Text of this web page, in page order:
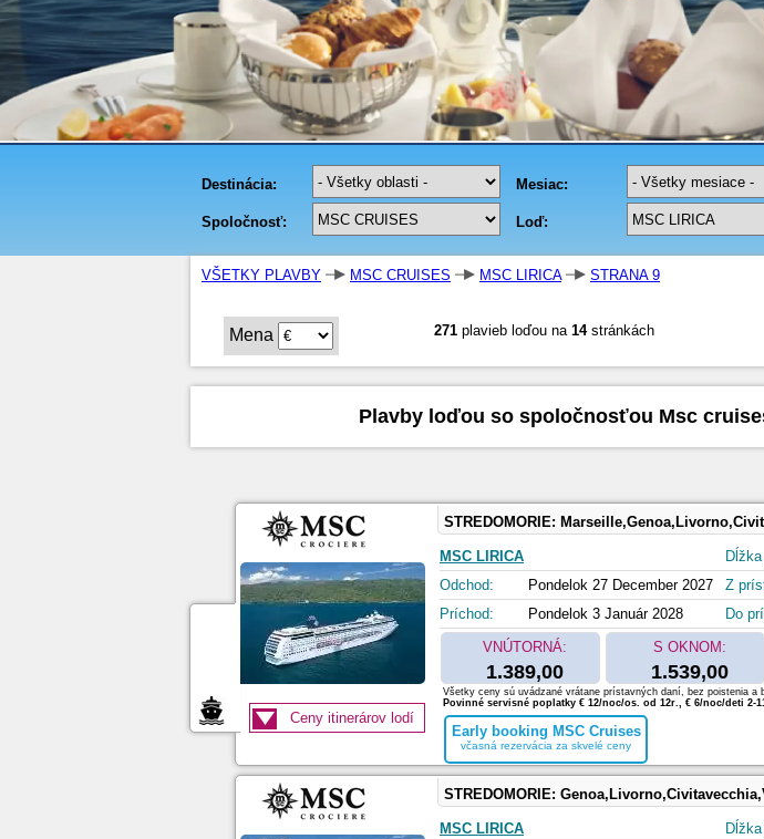
VŠETKY PLAVBY MSC CRUISES MSC LIRICA STRANA 9
Mena 271 plavieb loďou na 14stránkách
Plavby loďou so spoločnosťou Msc
STREDOMORIE:
MSC LIRICA
Odchod:
Pondelok 27 December 2027
Príchod:
Pondelok 3 Január 2028
Z
Do
VNÚTORNÁ:
1.389,00
S OKNOM:
1.539,00
Early booking MSC Cruises
včasná rezervácia za skvelé ceny
Ceny itinerárov lodí
Všetky ceny sú uvádzané vrátane prístavných daní, bez poistenia
Povinné servisné poplatky € 12/noc/os. od 12r., € 6/noc/deti 2-
STREDOMORIE:
MSC LIRICA